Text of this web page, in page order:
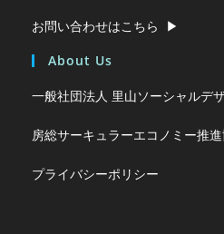
お問い合わせはこちら ▶︎
About Us
一般社団法人 里山ソーシャルデ
房総サーキュラーエコノミー推
プライバシーポリシー